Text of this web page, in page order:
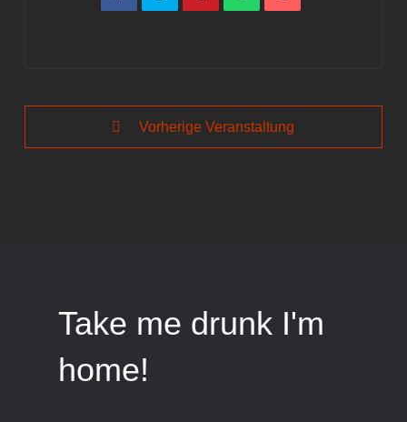
Vorherige Veranstaltung
Take me drunk I'm
home!